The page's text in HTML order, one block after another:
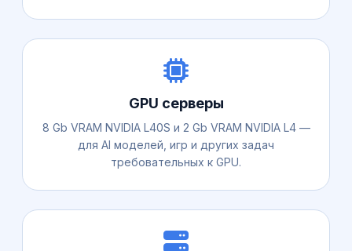
GPU серверы
8 Gb VRAM NVIDIA L40S и 2 Gb VRAM NVIDIA L4 —
для AI моделей, игр и других задач
требовательных к GPU.